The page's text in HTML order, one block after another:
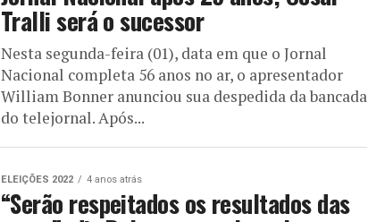
Tralli será o sucessor
Nesta segunda-feira (01), data em que o Jornal
Nacional completa 56 anos no ar, o apresentador
William Bonner anunciou sua despedida da bancada
do telejornal. Após...
ELEIÇÕES 2022 4 anos atrás
“Serão respeitados os resultados das